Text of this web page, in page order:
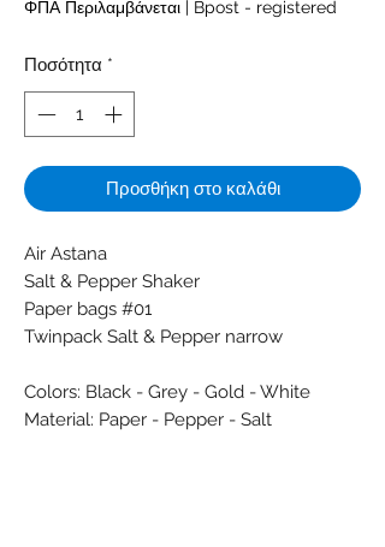
ΦΠΑ Περιλαμβάνεται | Bpost - registered
Ποσότητα *
Προσθήκη στο καλάθι
Air Astana
Salt & Pepper Shaker
Paper bags #01
Twinpack Salt & Pepper narrow
Colors: Black - Grey - Gold - White
Material: Paper - Pepper - Salt